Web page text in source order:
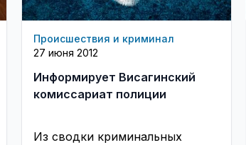
Происшествия и криминал
27 июня 2012
Информирует Висагинский
комиссариат полиции
Из сводки криминальных